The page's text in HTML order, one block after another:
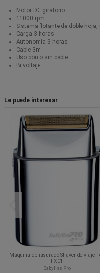
Motor DC giratorio
11000 rpm
Sistema flotante de doble
Carga 3 horas
Autonomía 3 horas
Cable 3m
Uso con o sin cable
Bi voltaje
Le puede interesar
Máquina de rasurado Shaver de viaje
FX01
Babyliss Pro